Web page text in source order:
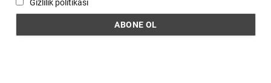
Gizlilik politikası